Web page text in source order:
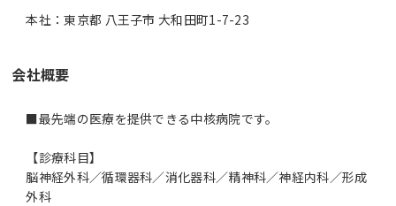
本社：東京都 八王子市 大和田町1-7-23
会社概要
■最先端の医療を提供できる中核病院です。
【診療科目】
脳神経外科／循環器科／消化器科／精神科／神経内科／形成
外科